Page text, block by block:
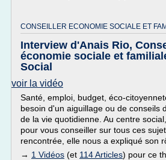
CONSEILLER ECONOMIE SOCIALE ET
Interview d'Anais Rio,
économie sociale et
Social
voir la vidéo
Santé, emploi, budget, éco-
besoin d'un aiguillage ou de conseils
de la vie quotidienne. Au centre
pour vous conseiller sur tous ces
rencontrée, elle nous a expliqué son
→ 1 Vidéos (et 114 Articles) pour ce